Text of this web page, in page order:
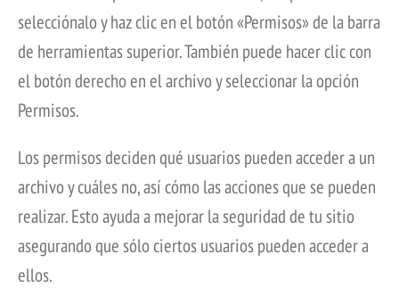
selecciónalo y haz clic en el botón «Permisos» de la barra
de herramientas superior. También puede hacer clic con
el botón derecho en el archivo y seleccionar la opción
Permisos.
Los permisos deciden qué usuarios pueden acceder a un
archivo y cuáles no, así cómo las acciones que se pueden
realizar. Esto ayuda a mejorar la seguridad de tu sitio
asegurando que sólo ciertos usuarios pueden acceder a
ellos.